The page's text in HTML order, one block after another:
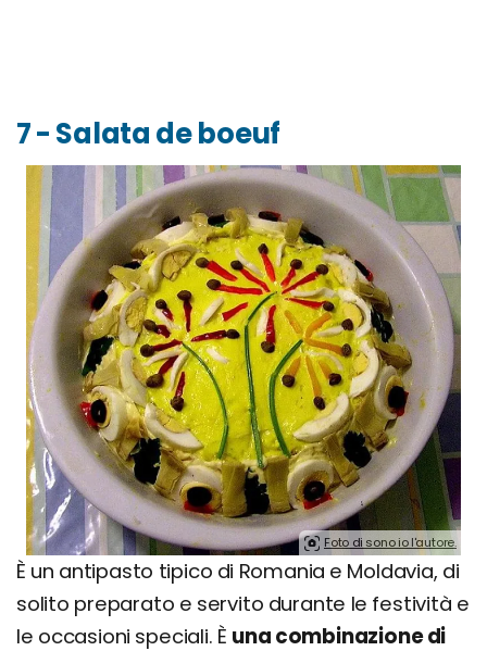
7 - Salata de boeuf
Foto di sono io l'autore.
È un antipasto tipico di Romania e Moldavia, di
solito preparato e servito durante le festività e
le occasioni speciali. È una combinazione di